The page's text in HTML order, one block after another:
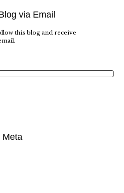
via Email
this blog and receive
Meta